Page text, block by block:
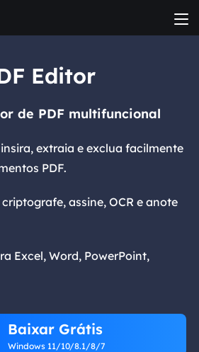
Editor
de PDF multifuncional
extraia e exclua facilmente
PDF.
assine, OCR e anote
Excel, Word, PowerPoint,
Baixar Grátis
Windows 11/10/8.1/8/7